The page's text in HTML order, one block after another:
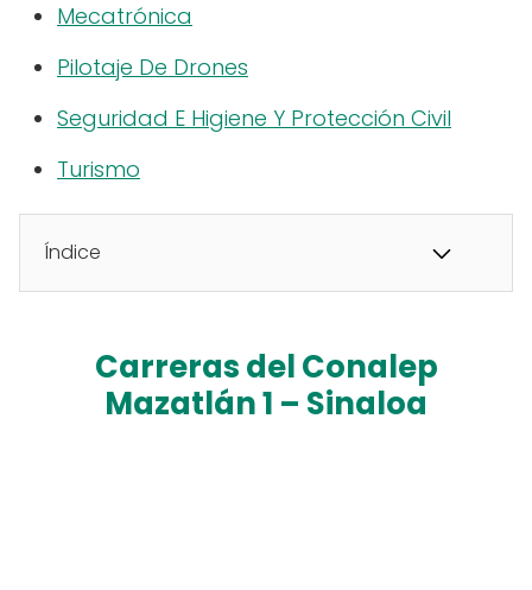
Mecatrónica
Pilotaje De Drones
Seguridad E Higiene Y Protección Civil
Turismo
Índice
Carreras del Conalep
Mazatlán 1 – Sinaloa